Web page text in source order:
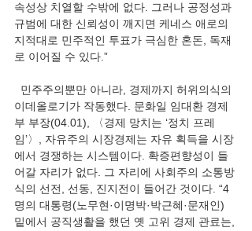
속성상 치열할 수밖에 없다. 그러나 공정성과
규범에 대한 신뢰성이 깨지면 케네스 애로의
지적대로 민주적인 투표가 극심한 혼돈, 독재
로 이어질 수 있다.”
민주주의뿐만 아니라, 경제까지 허위의식의
이데올로기가 작동했다. 문화일 임대환 경제
부 부장(04.01), 〈경제 망치는 ‘정치 프레
임’〉, 자유주의 시장경제는 자유 획득을 시장
에서 경쟁하는 시스템이다. 확증편향성이 들
어갈 자리가 없다. 그 자리에 사회주의 소통방
식의 선전, 선동, 진지전이 들어간 것이다. “4
명의 대통령(노무현·이명박·박근혜·문재인)
밑에서 공직생활을 했던 옛 고위 경제 관료는,